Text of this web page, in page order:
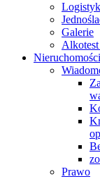
Galerie
Nieruchomości
Prawo